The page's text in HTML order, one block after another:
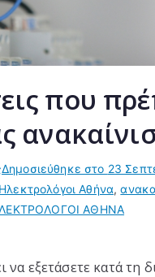
που
Δημοσιεύθηκε στο 23
Αθήνα,
ΑΘΗΝΑ
εξετάσετε κατά τη